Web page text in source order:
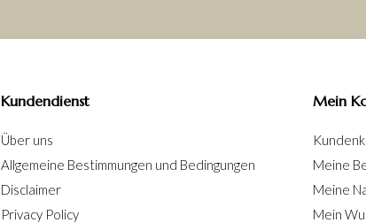
Kundendienst
Über uns
Allgemeine Bestimmungen und Bedingungen
Disclaimer
Privacy Policy
Mein
Meine
Meine
Mein